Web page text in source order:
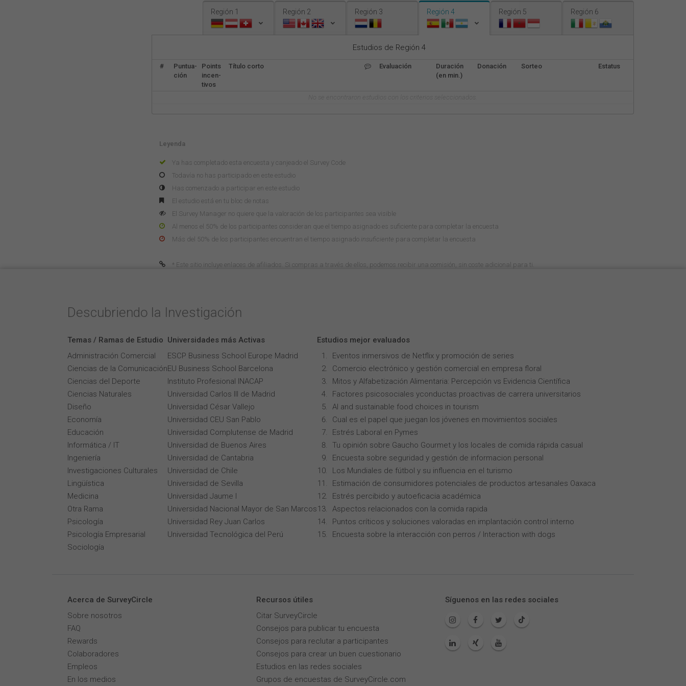
Región 1 Región 2 Región 3 Región 4 Región 5 Región 6
Estudios de Región 4
#
Puntua-
ción
Points
incen-
tivos
Título corto Evaluación
Duración
(en min.)
Donación Sorteo Estatus
Leyenda
Ya has completado esta encuesta y canjeado el Survey Code
Todavía no has participado en este estudio
Has comenzado a participar en este estudio
El estudio está en tu bloc de notas
El Survey Manager no quiere que la valoración de los participantes sea visible
Al menos el 50% de los participantes consideran que el tiempo asignado es suficiente para completar la encuesta
Más del 50% de los participantes encuentran el tiempo asignado insuficiente para completar la encuesta
* Este sitio incluye enlaces de afiliados. Si compras a través de ellos, podemos recibir una comisión, sin coste adicional para ti.
Descubriendo la Investigación
Temas / Ramas de Estudio
Administración Comercial
Ciencias de la Comunicación
Ciencias del Deporte
Ciencias Naturales
Diseño
Economía
Educación
Informática / IT
Ingeniería
Investigaciones Culturales
Lingüística
Medicina
Otra Rama
Psicología
Psicología Empresarial
Sociología
Universidades más Activas
ESCP Business School Europe Madrid
EU Business School Barcelona
Instituto Profesional INACAP
Universidad Carlos III de Madrid
Universidad César Vallejo
Universidad CEU San Pablo
Universidad Complutense de Madrid
Universidad de Buenos Aires
Universidad de Cantabria
Universidad de Chile
Universidad de Sevilla
Universidad Jaume I
Universidad Nacional Mayor de San Marcos
Universidad Rey Juan Carlos
Universidad Tecnológica del Perú
Estudios mejor evaluados
Eventos inmersivos de Netflix y promoción de series
Comercio electrónico y gestión comercial en empresa floral
Mitos y Alfabetización Alimentaria: Percepción vs Evidencia Científica
Factores psicosociales yconductas proactivas de carrera universitarios
AI and sustainable food choices in tourism
Cual es el papel que juegan los jóvenes en movimientos sociales
Estrés Laboral en Pymes
Tu opinión sobre Gaucho Gourmet y los locales de comida rápida casual
Encuesta sobre seguridad y gestión de informacion personal
Los Mundiales de fútbol y su influencia en el turismo
Estimación de consumidores potenciales de productos artesanales Oaxaca
Estrés percibido y autoeficacia académica
Aspectos relacionados con la comida rapida
Puntos críticos y soluciones valoradas en implantación control interno
Encuesta sobre la interacción con perros / Interaction with dogs
Acerca de SurveyCircle
Sobre nosotros
FAQ
Rewards
Colaboradores
Empleos
En los medios
Recursos útiles
Citar SurveyCircle
Consejos para publicar tu encuesta
Consejos para reclutar a participantes
Consejos para crear un buen cuestionario
Estudios en las redes sociales
Grupos de encuestas de SurveyCircle.com
Síguenos en las redes sociales
Nederlands